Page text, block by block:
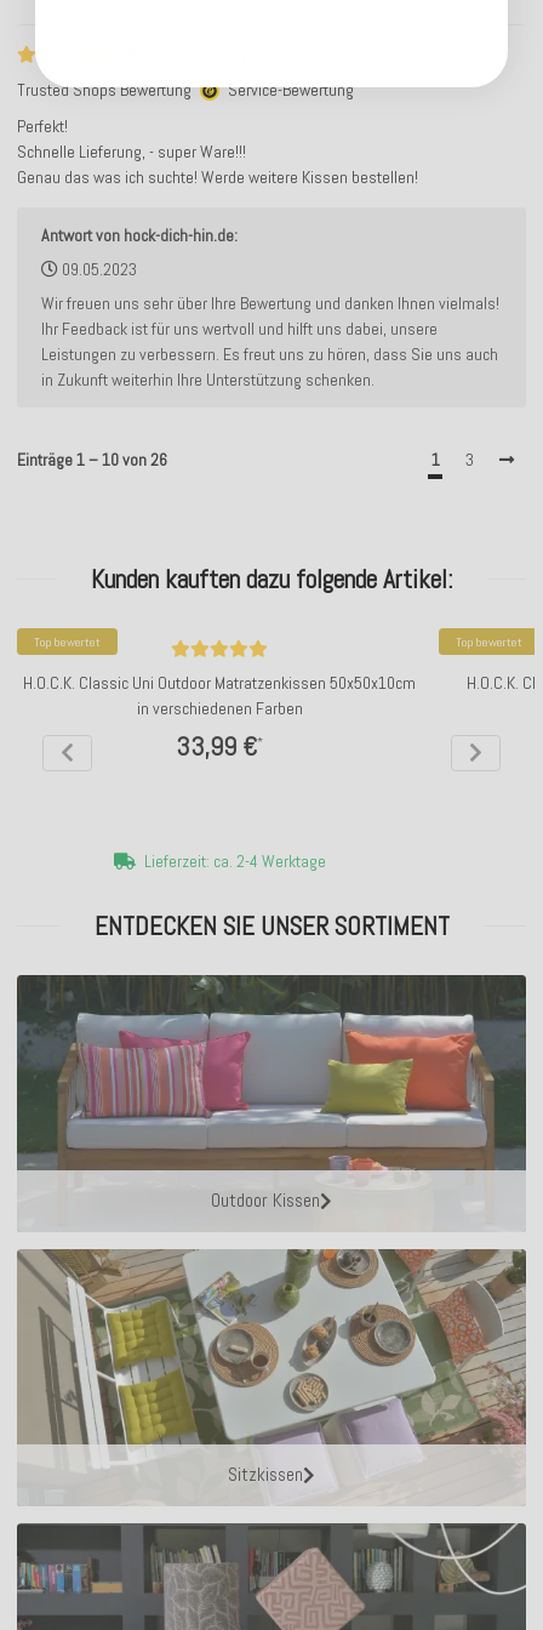
Trusted Shops Bewertung
Service-Bewertung
Perfekt!
Schnelle Lieferung, - super Ware!!!
Genau das was ich suchte! Werde weitere Kissen bestellen!
Antwort von hock-dich-hin.de:
09.05.2023
Wir freuen uns sehr über Ihre Bewertung und danken Ihnen vielmals!
Ihr Feedback ist für uns wertvoll und hilft uns dabei, unsere
Leistungen zu verbessern. Es freut uns zu hören, dass Sie uns auch
in Zukunft weiterhin Ihre Unterstützung schenken.
Einträge 1 – 10 von 26 1 3
Kunden kauften dazu folgende Artikel:
Top bewertet
H.O.C.K. Classic Uni Outdoor Matratzenkissen 50x50x10cm
in verschiedenen Farben
33,99 €*
Lieferzeit: ca. 2-4 Werktage
Top bewertet
H.O.C.K.
ENTDECKEN SIE UNSER SORTIMENT
Outdoor Kissen
Sitzkissen